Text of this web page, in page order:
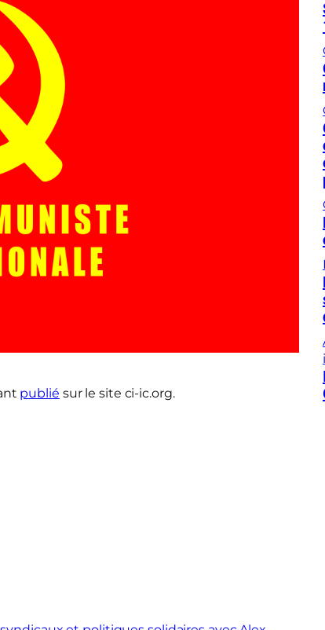
publié sur le site ci-ic.org.